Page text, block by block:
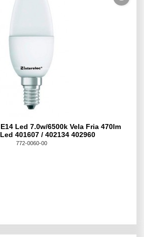
Led 7.0w/6500k Vela Fria 470lm
401607 / 402134 402960
772-0060-00